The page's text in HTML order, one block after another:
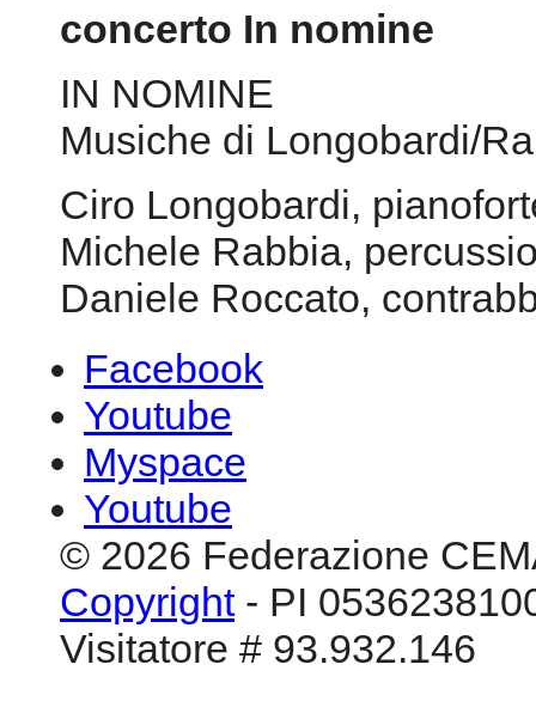
Via Ezio 32 - Latina
Giovedì 29 maggio
concerto In nomine
IN NOMINE
Musiche di Longobardi/
Ciro Longobardi,
Michele Rabbia,
Daniele Roccato,
Facebook
Youtube
Myspace